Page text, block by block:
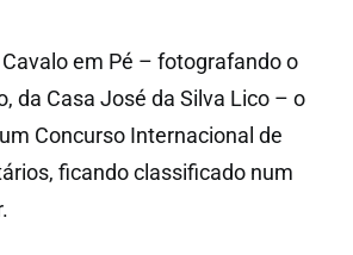
em Pé – fotografando o
da Casa José da Silva Lico – o
Concurso Internacional de
ficando classificado num